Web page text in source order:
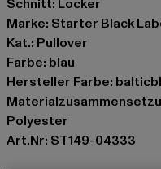
Schnitt: Locker
Marke: Starter Black
Kat.: Pullover
Farbe: blau
Hersteller Farbe:
Polyester
Art.Nr: ST149-04333